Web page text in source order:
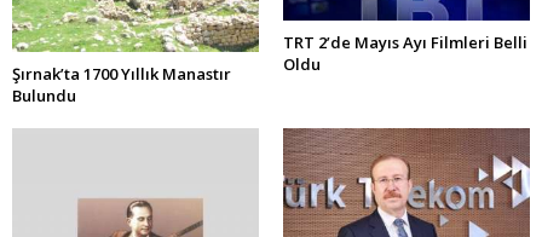
Şırnak’ta 1700 Yıllık Manastır
Bulundu
TRT 2’de Mayıs Ayı Filmleri Belli
Oldu